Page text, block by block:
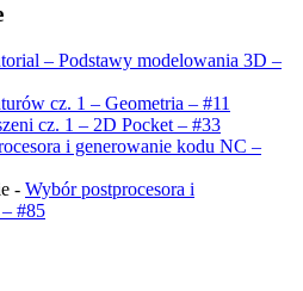
– Podstawy modelowania 3D –
cz. 1 – Geometria – #11
cz. 1 – 2D Pocket – #33
i generowanie kodu NC –
- Wybór postprocesora i
#85